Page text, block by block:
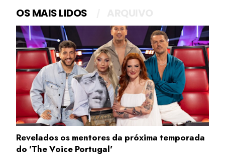
OS MAIS LIDOS
Revelados os mentores da próxima temporada
do 'The Voice Portugal'